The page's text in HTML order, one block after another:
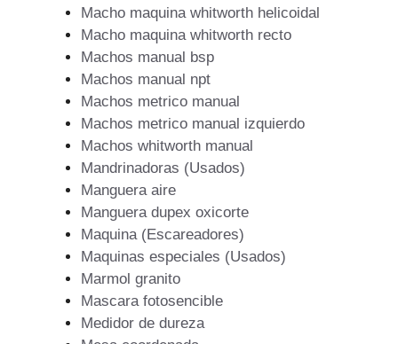
Macho maquina whitworth helicoidal
Macho maquina whitworth recto
Machos manual bsp
Machos manual npt
Machos metrico manual
Machos metrico manual izquierdo
Machos whitworth manual
Mandrinadoras (Usados)
Manguera aire
Manguera dupex oxicorte
Maquina (Escareadores)
Maquinas especiales (Usados)
Marmol granito
Mascara fotosencible
Medidor de dureza